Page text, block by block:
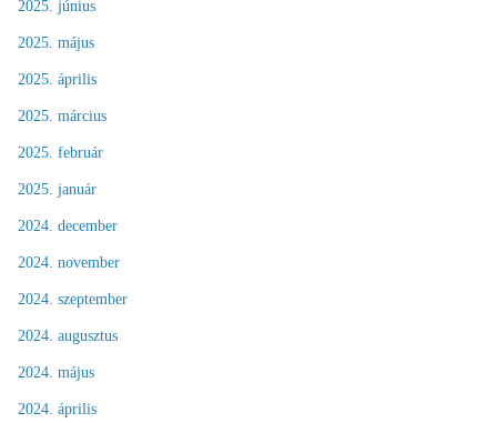
2025. június
2025. május
2025. április
2025. március
2025. február
2025. január
2024. december
2024. november
2024. szeptember
2024. augusztus
2024. május
2024. április